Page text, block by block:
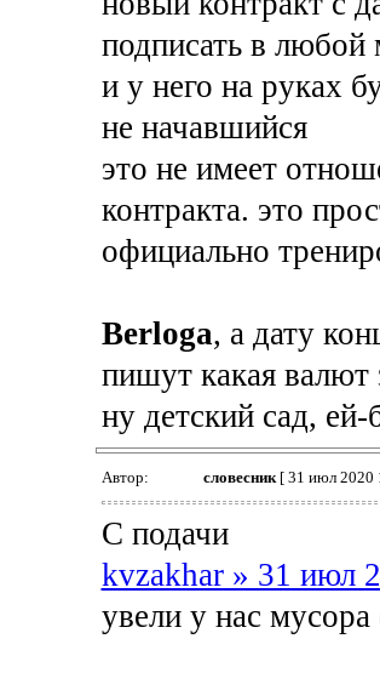
подписать в
и у него на руках
не начавшийся
это не имеет
контракта. это
официально
Berloga, а дату
пишут какая валют
ну детский сад,
Автор: словесник[ 31 июл 2020
С подачи
kvzakhar » 31 июл
увели у нас